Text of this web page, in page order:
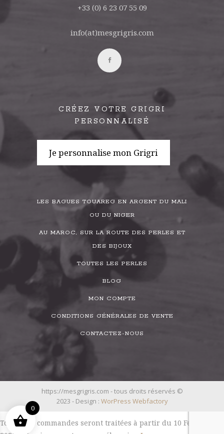
+33 (0) 6 23 07 55 09
info(at)mesgrigris.com
CRÉEZ VOTRE GRIGRI
PERSONNALISÉ
Je personnalise mon Grigri
LES BAGUES TOUAREG EN ARGENT DU MALI
OU DU NIGER
AU MAROC, SUR LA ROUTE DES PERLES ET
DES BIJOUX
TOUTES LES PERLES
BLOG
MON COMPTE
CONDITIONS GÉNÉRALES DE VENTE
CONTACTEZ-NOUS
https://mesgrigris.com - tous droits réservés ©
2023 - Design : WorPress Webfactory
Toutes les commandes seront traitées à partir du 10 Février
0